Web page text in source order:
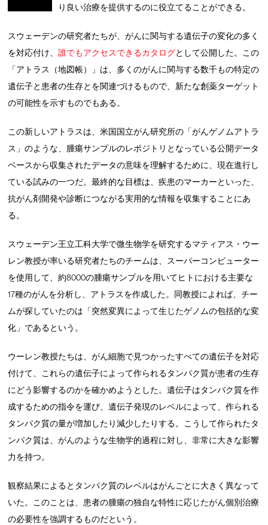
り良い治療を提供するのに役立てることができる。
スウェーデンの研究者たちが、がんに関与する遺伝子の変化の多く
を対応付け、誰でもアクセスできるカタログとして公開した。この
「アトラス（地図帳）」は、多くのがんに関与する数千もの特定の
遺伝子と患者の生存とを関連づけるもので、新たな創薬ターゲット
の可能性を示すものでもある。
この新しいアトラスは、米国国立がん研究所の「がんゲノムアトラ
ス」のような、腫瘍サンプルのレポジトリとなっている公開データ
ベースから収集されたデータの意味を理解するために、現在進行し
ている試みの一つだ。最終的な目標は、疾患のマーカーといった、
抗がん剤開発や診断につながる実用的な情報を収集することにあ
る。
スウェーデン王立工科大学で微生物学を研究するマティアス・ウー
レン教授が率いる研究者たちのチームは、スーパーコンピューター
を使用して、約8000の腫瘍サンプルを用いてヒトにおける主要な
17種のがんを分析し、アトラスを作成した。同教授によれば、チー
ムが探していたのは「突然変異によって生じたゲノムの包括的な変
化」であるという。
ウーレン教授たちは、がん細胞で見つかったすべての遺伝子を対応
付けて、これらの遺伝子によって作られるタンパク質が患者の生存
にどう影響するのかを確かめようとした。遺伝子はタンパク質を作
成するための指令を運び、遺伝子発現のレベルによって、作られる
タンパク質の量が増加したり減少したりする。こうして作られたタ
ンパク質は、がんのような生物学的過程に対し、非常に大きな影響
力を持つ。
観察結果によるとタンパク質のレベルはがんごとに大きく異なって
いた。このことは、患者の腫瘍の独自な特性に応じたがん個別治療
の必要性を強調するものだという。